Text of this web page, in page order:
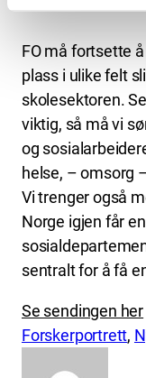
FO må fortsette
plass i ulike felt
skolesektoren.
viktig, så må vi
og
helse, – omsorg
Vi trenger også
Norge igjen får
sentralt for å få
Se sendingen her
Forskerportrett,